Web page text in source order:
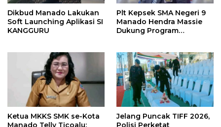
Dikbud Manado Lakukan
Soft Launching Aplikasi SI
KANGGURU
Plt Kepsek SMA Negeri 9
Manado Hendra Massie
Dukung Program
Ketua MKKS SMK se-Kota
Manado Telly Ticoalu:
Jelang Puncak TIFF 2026,
Polisi Perketat